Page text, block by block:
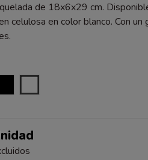
de 18x6x29 cm.
celulosa en color blanco. Con